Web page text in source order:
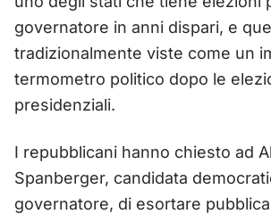
governatore in anni dispari, e
tradizionalmente viste come un
termometro politico dopo le
presidenziali.
I repubblicani hanno chiesto ad
Spanberger, candidata
governatore, di esortare